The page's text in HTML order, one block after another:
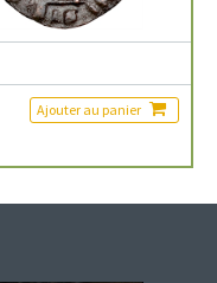
Ajouter au panier